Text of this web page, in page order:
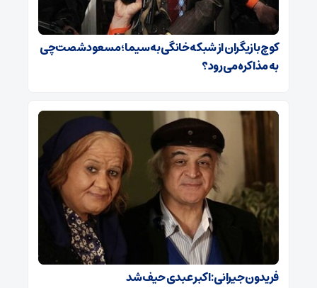
کوچ بازیگران از شبکه خانگی به سیما؛ مسعود شصت‌چی
به مذاکره می‌رود؟
فریدون جیرانی: اکبر عبدی حیف شد